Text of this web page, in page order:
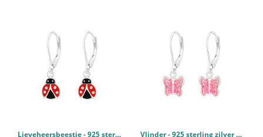
Lieveheersbeestje - 925 sterling zilver Kinderoorbellen PCJW44075 Vlinder - 925 sterling zilver Kinderoorbellen PCJW44074